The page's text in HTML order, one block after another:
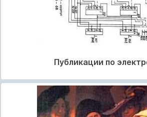
Публикации по